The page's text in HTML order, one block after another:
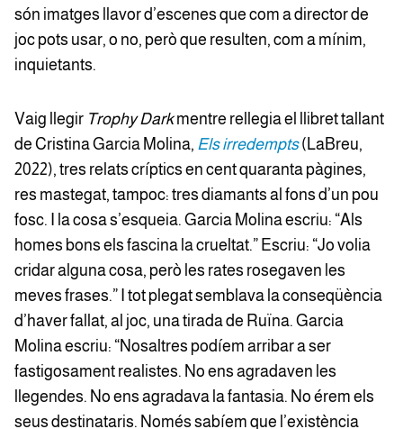
són imatges llavor d’escenes que com a director de
joc pots usar, o no, però que resulten, com a mínim,
inquietants.
Vaig llegir Trophy Darkmentre rellegia el llibret tallant
de Cristina Garcia Molina, Els irredempts(LaBreu,
2022), tres relats críptics en cent quaranta pàgines,
res mastegat, tampoc: tres diamants al fons d’un pou
fosc. I la cosa s’esqueia. Garcia Molina escriu: “Als
homes bons els fascina la crueltat.” Escriu: “Jo volia
cridar alguna cosa, però les rates rosegaven les
meves frases.” I tot plegat semblava la conseqüència
d’haver fallat, al joc, una tirada de Ruïna. Garcia
Molina escriu: “Nosaltres podíem arribar a ser
fastigosament realistes. No ens agradaven les
llegendes. No ens agradava la fantasia. No érem els
seus destinataris. Només sabíem que l’existència